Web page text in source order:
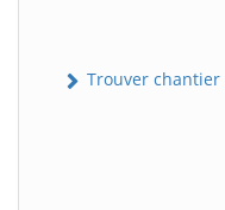
Trouver